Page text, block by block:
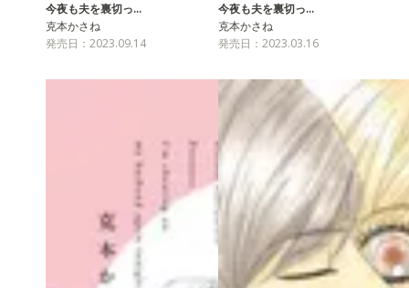
今夜も夫を裏切っ…
克本かさね
発売日：2023.09.14
今夜も夫を裏切っ…
克本かさね
発売日：2023.03.16